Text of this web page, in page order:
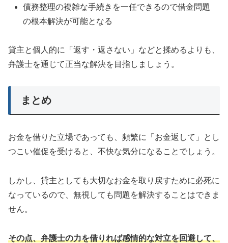
債務整理の複雑な手続きを一任できるので借金問題
の根本解決が可能となる
貸主と個人的に「返す・返さない」などと揉めるよりも、
弁護士を通じて正当な解決を目指しましょう。
まとめ
お金を借りた立場であっても、頻繁に「お金返して」とし
つこい催促を受けると、不快な気分になることでしょう。
しかし、貸主としても大切なお金を取り戻すために必死に
なっているので、無視しても問題を解決することはできま
せん。
その点、弁護士の力を借りれば感情的な対立を回避して、